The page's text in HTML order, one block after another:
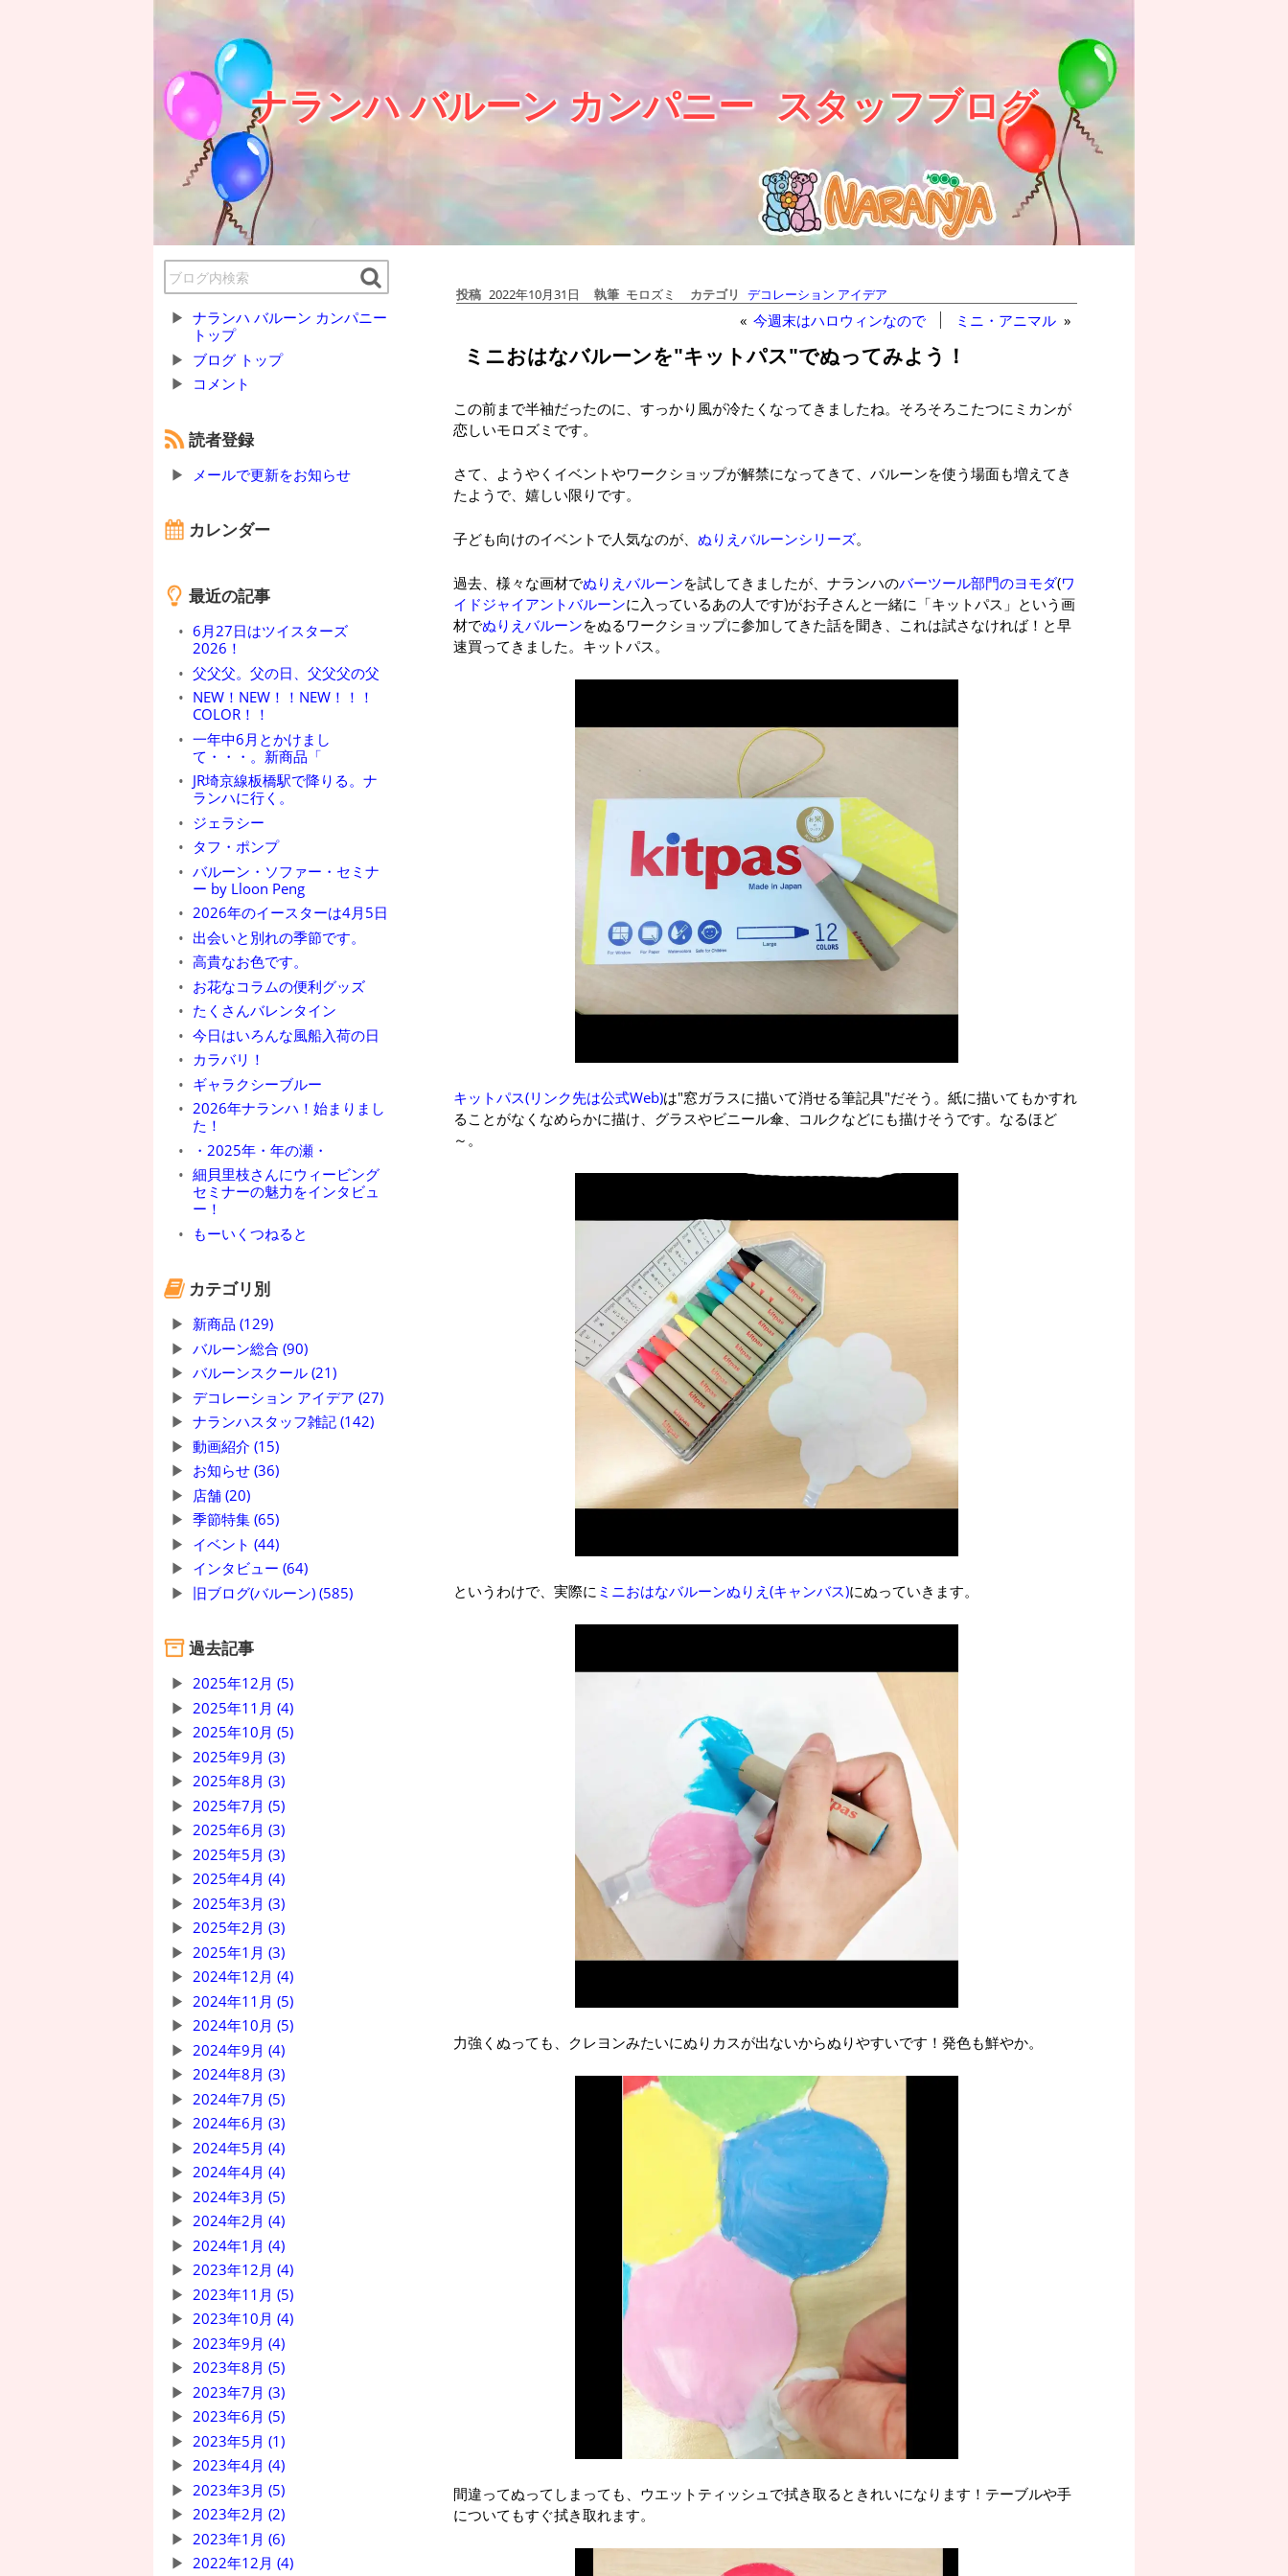
ナランハ バルーン カンパニー スタッフブログ
ナランハ バルーン カンパニー
トップ
ブログ トップ
コメント
読者登録
メールで更新をお知らせ
カレンダー
最近の記事
6月27日はツイスターズ
2026！
父父父。父の日、父父父の父
NEW！NEW！！NEW！！！
COLOR！！
一年中6月とかけまし
て・・・。新商品「
JR埼京線板橋駅で降りる。ナ
ランハに行く。
ジェラシー
タフ・ポンプ
バルーン・ソファー・セミナ
ー by Lloon Peng
2026年のイースターは4月5日
出会いと別れの季節です。
高貴なお色です。
お花なコラムの便利グッズ
たくさんバレンタイン
今日はいろんな風船入荷の日
カラバリ！
ギャラクシーブルー
2026年ナランハ！始まりまし
た！
・2025年・年の瀬・
細貝里枝さんにウィービング
セミナーの魅力をインタビュ
ー！
もーいくつねると
カテゴリ別
新商品 (129)
バルーン総合 (90)
バルーンスクール (21)
デコレーション アイデア (27)
ナランハスタッフ雑記 (142)
動画紹介 (15)
お知らせ (36)
店舗 (20)
季節特集 (65)
イベント (44)
インタビュー (64)
旧ブログ(バルーン) (585)
過去記事
2025年12月 (5)
2025年11月 (4)
2025年10月 (5)
2025年9月 (3)
2025年8月 (3)
2025年7月 (5)
2025年6月 (3)
2025年5月 (3)
2025年4月 (4)
2025年3月 (3)
2025年2月 (3)
2025年1月 (3)
2024年12月 (4)
2024年11月 (5)
2024年10月 (5)
2024年9月 (4)
2024年8月 (3)
2024年7月 (5)
2024年6月 (3)
2024年5月 (4)
2024年4月 (4)
2024年3月 (5)
2024年2月 (4)
2024年1月 (4)
2023年12月 (4)
2023年11月 (5)
2023年10月 (4)
2023年9月 (4)
2023年8月 (5)
2023年7月 (3)
2023年6月 (5)
2023年5月 (1)
2023年4月 (4)
2023年3月 (5)
2023年2月 (2)
2023年1月 (6)
2022年12月 (4)
投稿 2022年10月31日 執筆 モロズミ カテゴリ デコレーション アイデア
« 今週末はハロウィンなので ミニ・アニマル »
ミニおはなバルーンを"キットパス"でぬってみよう！
この前まで半袖だったのに、すっかり風が冷たくなってきましたね。そろそろこたつにミカンが
恋しいモロズミです。
さて、ようやくイベントやワークショップが解禁になってきて、バルーンを使う場面も増えてき
たようで、嬉しい限りです。
子ども向けのイベントで人気なのが、 ぬりえバルーンシリーズ。
過去、様々な画材でぬりえバルーンを試してきましたが、ナランハのバーツール部門のヨモダ(ワ
イドジャイアントバルーンに入っているあの人です)がお子さんと一緒に「キットパス」という画
材でぬりえバルーンをぬるワークショップに参加してきた話を聞き、これは試さなければ！と早
速買ってきました。キットパス。
キットパス(リンク先は公式Web)は"窓ガラスに描いて消せる筆記具"だそう。紙に描いてもかすれ
ることがなくなめらかに描け、グラスやビニール傘、コルクなどにも描けそうです。なるほど
～。
というわけで、実際に ミニおはなバルーンぬりえ(キャンバス)にぬっていきます。
力強くぬっても、クレヨンみたいにぬりカスが出ないからぬりやすいです！発色も鮮やか。
間違ってぬってしまっても、ウエットティッシュで拭き取るときれいになります！テーブルや手
についてもすぐ拭き取れます。